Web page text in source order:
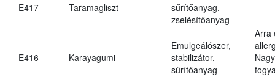
E417 Taramagliszt
sűrítőanyag,
zselésítőanyag
E416 Karayagumi
Emulgeálószer,
stabilizátor,
sűrítőanyag
Arra